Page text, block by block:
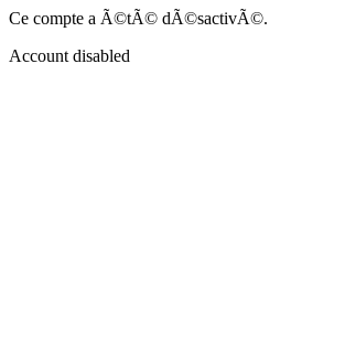
Ce compte a Ã©tÃ© dÃ©sactivÃ©.
Account disabled